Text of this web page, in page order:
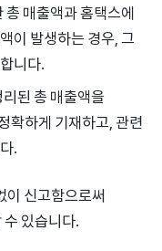
총 매출액과 홈택스에
이 발생하는 경우, 그
니다.
된 총 매출액을
확하게 기재하고, 관련
.
이 신고함으로써
있습니다.